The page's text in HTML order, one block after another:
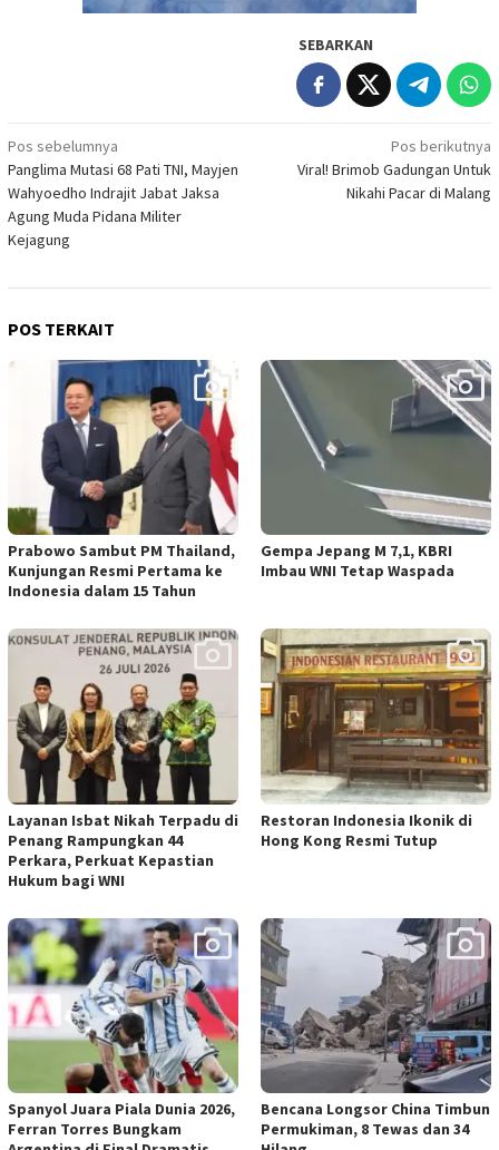
SEBARKAN
Navigasi
pos
Pos sebelumnya
Panglima Mutasi 68 Pati TNI, Mayjen
Wahyoedho Indrajit Jabat Jaksa
Agung Muda Pidana Militer
Kejagung
Pos berikutnya
Viral! Brimob Gadungan Untuk
Nikahi Pacar di Malang
POS TERKAIT
Prabowo Sambut PM Thailand,
Kunjungan Resmi Pertama ke
Indonesia dalam 15 Tahun
Gempa Jepang M 7,1, KBRI
Imbau WNI Tetap Waspada
Layanan Isbat Nikah Terpadu di
Penang Rampungkan 44
Perkara, Perkuat Kepastian
Hukum bagi WNI
Restoran Indonesia Ikonik di
Hong Kong Resmi Tutup
Spanyol Juara Piala Dunia 2026,
Ferran Torres Bungkam
Bencana Longsor China Timbun
Permukiman, 8 Tewas dan 34